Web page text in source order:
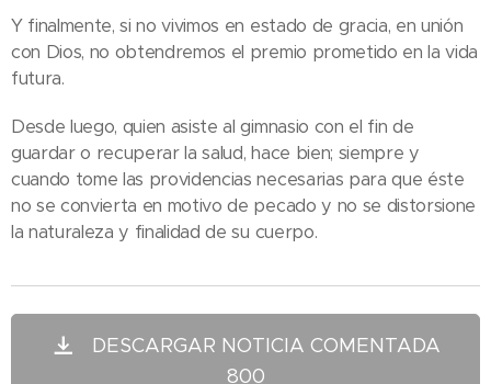
Y finalmente, si no vivimos en estado de gracia, en unión
con Dios, no obtendremos el premio prometido en la vida
futura.
Desde luego, quien asiste al gimnasio con el fin de
guardar o recuperar la salud, hace bien; siempre y
cuando tome las providencias necesarias para que éste
no se convierta en motivo de pecado y no se distorsione
la naturaleza y finalidad de su cuerpo.
DESCARGAR NOTICIA COMENTADA
800